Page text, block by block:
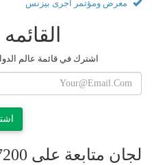
معرض ومؤتمر اجرى بيزنس
اشترك في قائمة عالم